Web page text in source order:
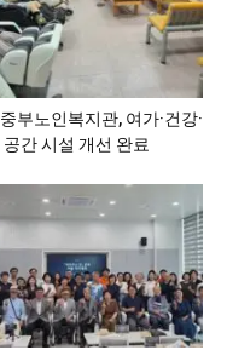
부노인복지관, 여가·건강·
공간 시설 개선 완료